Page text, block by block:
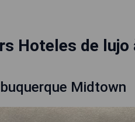
Hoteles de lujo
Midtown